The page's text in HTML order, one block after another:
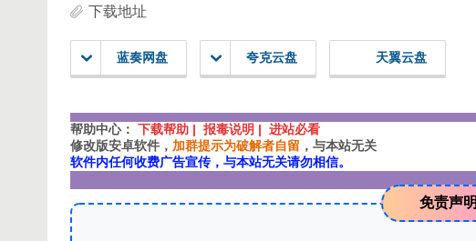
下载地址
蓝奏网盘 夸克云盘 天翼云盘
帮助中心： 下载帮助 | 报毒说明 | 进站必看
修改版安卓软件， 加群提示为破解者自留 ，与本站无关
软件内任何收费广告宣传，与本站无关请勿相信。
免责声明